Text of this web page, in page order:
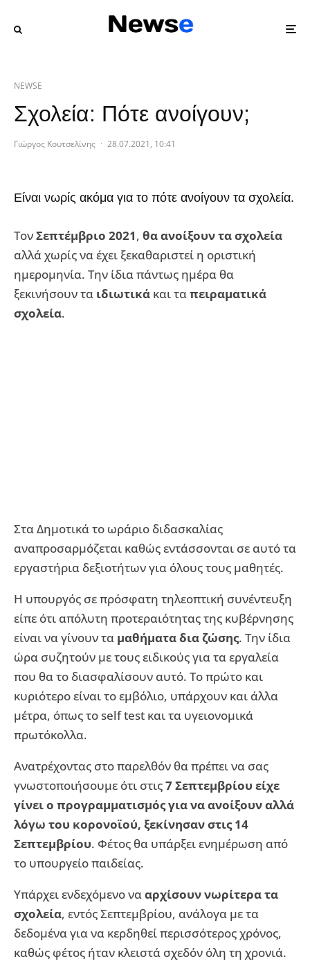
NEWSE
Σχολεία: Πότε ανοίγουν;
Γιώργος Κουτσελίνης · 28.07.2021, 10:41
Είναι νωρίς ακόμα για το πότε ανοίγουν τα σχολεία.
ΤονΣεπτέμβριο 2021, θα ανοίξουν τα σχολεία
αλλά χωρίς να έχει ξεκαθαριστεί η οριστική
ημερομηνία. Την ίδια πάντως ημέρα θα
ξεκινήσουν τα ιδιωτικά και ταπειραματικά
σχολεία.
Στα Δημοτικά το ωράριο διδασκαλίας
αναπροσαρμόζεται καθώς εντάσσονται σε αυτό τα
εργαστήρια δεξιοτήτων για όλους τους μαθητές.
Η υπουργός σε πρόσφατη τηλεοπτική συνέντευξη
είπε ότι απόλυτη προτεραιότητας της κυβέρνησης
είναι να γίνουν τα μαθήματα δια ζώσης. Την ίδια
ώρα συζητούν με τους ειδικούς για τα εργαλεία
που θα το διασφαλίσουν αυτό. Το πρώτο και
κυριότερο είναι το εμβόλιο, υπάρχουν και άλλα
μέτρα, όπως το self test και τα υγειονομικά
πρωτόκολλα.
Ανατρέχοντας στο παρελθόν θα πρέπει να σας
γνωστοποιήσουμε ότι στις7 Σεπτεμβρίου είχε
γίνει ο προγραμματισμός για να ανοίξουν αλλά
λόγω του κορονοϊού, ξεκίνησαν στις 14
Σεπτεμβρίου. Φέτος θα υπάρξει ενημέρωση από
το υπουργείο παιδείας.
Υπάρχει ενδεχόμενο νααρχίσουν νωρίτερα τα
σχολεία, εντός Σεπτεμβρίου, ανάλογα με τα
δεδομένα για να κερδηθεί περισσότερος χρόνος,
καθώς φέτος ήταν κλειστά σχεδόν όλη τη χρονιά.